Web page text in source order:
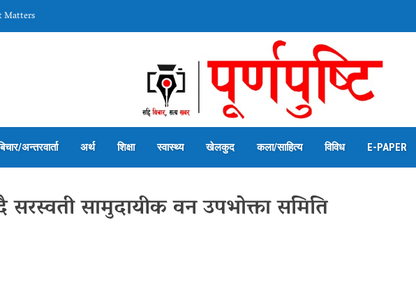
Matters
अन्तरवार्ता अर्थ शिक्षा स्वास्थ्य खेलकुद कला/साहित्य विविध E-PAPER
सरस्वती सामुदायीक वन उपभोक्ता समिति